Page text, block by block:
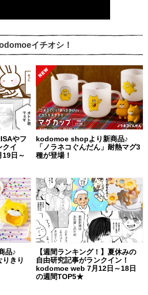
イチオシ！
やフ
クイ
日～
kodomoe shopより新商品♪
「ノラネコぐんだん」耐熱マグ3
種が登場！
品♪
りきり
【週間ランキング！】夏休みの
自由研究記事がランクイン！
kodomoe web 7月12日～18日
の週間TOP5★